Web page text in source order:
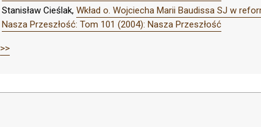
Stanisław Cieślak, Wkład o. Wojciecha Marii Baudissa SJ w
Nasza Przeszłość: Tom 101 (2004): Nasza Przeszłość
>>